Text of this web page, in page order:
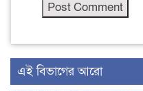
এই বিভাগের আরো